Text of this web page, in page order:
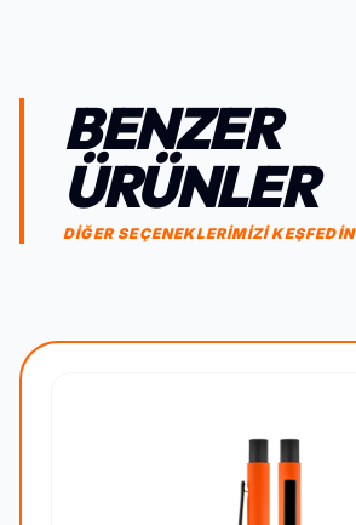
BENZER
ÜRÜNLER
DİĞER SEÇENEKLERİMİZİ KEŞFEDİN